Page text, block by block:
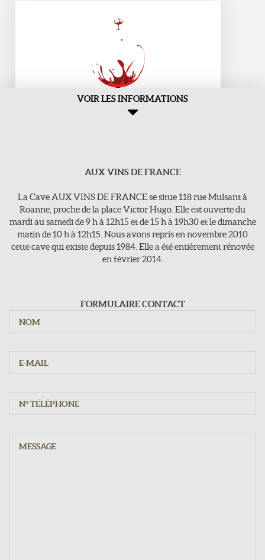
Aux Vins de france
>118, rue Mulsant - 42300 Roanne
E-Mail : vins-de-france@orange.fr
Tel : 04 77 71 16 63
VOIR LES INFORMATIONS
AUX VINS DE FRANCE
La Cave AUX VINS DE FRANCE se situe 118 rue Mulsant à
Roanne, proche de la place Victor Hugo. Elle est ouverte du
mardi au samedi de 9 h à 12h15 et de 15 h à 19h30 et le dimanche
matin de 10 h à 12h15. Nous avons repris en novembre 2010
cette cave qui existe depuis 1984. Elle a été entièrement rénovée
en février 2014.
FORMULAIRE CONTACT